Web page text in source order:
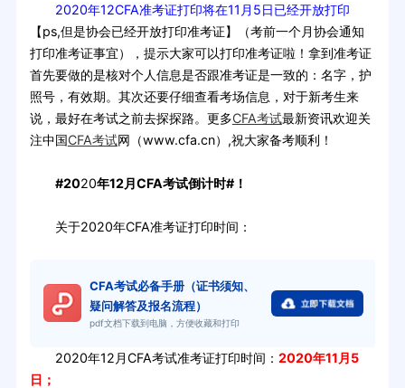
2020年12CFA准考证打印将在11月5日已经开放打印
【ps,但是协会已经开放打印准考证】（考前一个月协会通知
打印准考证事宜），提示大家可以打印准考证啦！拿到准考证
首先要做的是核对个人信息是否跟准考证是一致的：名字，护
照号，有效期。其次还要仔细查看考场信息，对于新考生来
说，最好在考试之前去探探路。更多CFA考试最新资讯欢迎关
注中国CFA考试网（www.cfa.cn）,祝大家备考顺利！
#2020年12月CFA考试倒计时#！
关于2020年CFA准考证打印时间：
CFA考试必备手册（证书须知、
疑问解答及报名流程）
pdf文档下载到电脑，方便收藏和打印
2020年12月CFA考试准考证打印时间： 2020年11月5
日；